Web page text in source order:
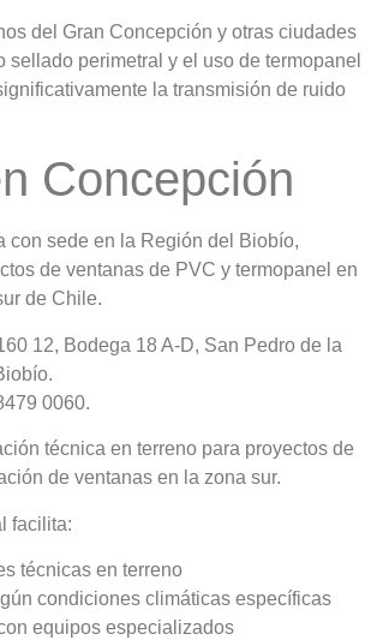
del Gran Concepción y otras ciudades
sellado perimetral y el uso de termopanel
la transmisión de ruido
Concepción
con sede en la Región del Biobío,
de ventanas de PVC y termopanel en
de Chile.
12, Bodega 18 A-D, San Pedro de la
0060.
técnica en terreno para proyectos de
de ventanas en la zona sur.
facilita:
técnicas en terreno
condiciones climáticas específicas
equipos especializados